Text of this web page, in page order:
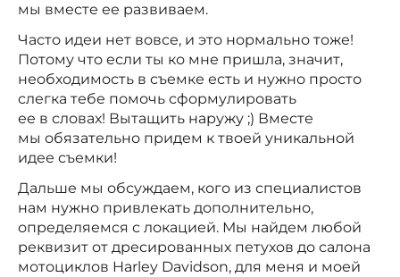
мы вместе ее развиваем.
Часто идеи нет вовсе, и это нормально тоже!
Потому что если ты ко мне пришла, значит,
необходимость в съемке есть и нужно просто
слегка тебе помочь сформулировать
ее в словах! Вытащить наружу ;) Вместе
мы обязательно придем к твоей уникальной
идее съемки!
Дальше мы обсуждаем, кого из специалистов
нам нужно привлекать дополнительно,
определяемся с локацией. Мы найдем любой
реквизит от дресированных петухов до салона
мотоциклов Harley Davidson, для меня и моей